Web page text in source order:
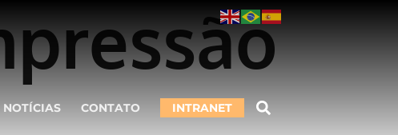
NOTÍCIAS CONTATO INTRANET